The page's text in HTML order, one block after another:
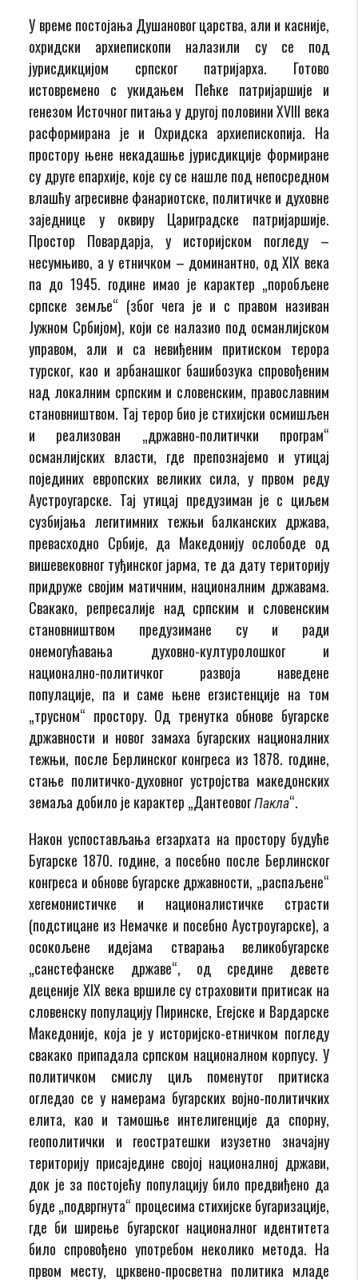
У време постојања Душановог царства, али и касније,
охридски архиепископи налазили су се под
јурисдикцијом српског патријарха. Готово
истовремено с укидањем Пећке патријаршије и
генезом Источног питања у другој половини XVIII века
расформирана је и Охридска архиепископија. На
простору њене некадашње јурисдикције формиране
су друге епархије, које су се нашле под непосредном
влашћу агресивне фанариотске, политичке и духовне
заједнице у оквиру Цариградске патријаршије.
Простор Повардарја, у историјском погледу –
несумњиво, а у етничком – доминантно, од XIX века
па до 1945. године имао је карактер „поробљене
српске земље“ (због чега је и с правом називан
Јужном Србијом), који се налазио под османлијском
управом, али и са невиђеним притиском терора
турског, као и арбанашког башибозука спровођеним
над локалним српским и словенским, православним
становништвом. Тај терор био је стихијски осмишљен
и реализован „државно-политички програм“
османлијских власти, где препознајемо и утицај
појединих европских великих сила, у првом реду
Аустроугарске. Тај утицај предузиман је с циљем
сузбијања легитимних тежњи балканских држава,
превасходно Србије, да Македонију ослободе од
вишевековног туђинског јарма, те да дату територију
придруже својим матичним, националним државама.
Свакако, репресалије над српским и словенским
становништвом предузимане су и ради
онемогућавања духовно-културолошког и
национално-политичког развоја наведене
популације, па и саме њене егзистенције на том
„трусном“ простору. Од тренутка обнове бугарске
државности и новог замаха бугарских националних
тежњи, после Берлинског конгреса из 1878. године,
стање политичко-духовног устројства македонских
земаља добило је карактер „ДантеовогПакла“.
Након успостављања егзархата на простору будуће
Бугарске 1870. године, а посебно после Берлинског
конгреса и обнове бугарске државности, „распаљене“
хегемонистичке и националистичке страсти
(подстицане из Немачке и посебно Аустроугарске), а
осокољене идејама стварања великобугарске
„санстефанске државе“, од средине девете
деценије XIX века вршиле су страховити притисак на
словенску популацију Пиринске, Егејске и Вардарске
Македоније, која је у историјско-етничком погледу
свакако припадала српском националном корпусу. У
политичком смислу циљ поменутог притиска
огледао се у намерама бугарских војно-политичких
елита, као и тамошње интелигенције да спорну,
геополитички и геостратешки изузетно значајну
територију присаједине својој националној држави,
док је за постојећу популацију било предвиђено да
буде „подвргнута“ процесима стихијске бугаризације,
где би ширење бугарског националног идентитета
било спровођено употребом неколико метода. На
првом месту, црквено-просветна политика младе